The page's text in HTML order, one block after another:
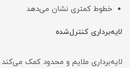
خطوط کمتری نشان می‌دهد
لایه‌برداری کنترل‌شده
لایه‌برداری ملایم و محدود کمک